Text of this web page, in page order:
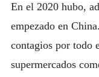
En el 2020 hubo,
empezado en
contagios por todo
supermercados